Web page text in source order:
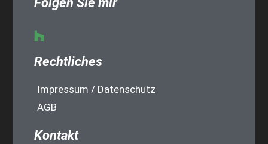
Rechtliches
Impressum / Datenschutz
AGB
Kontakt